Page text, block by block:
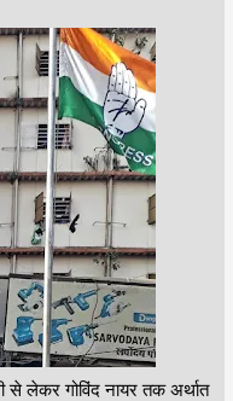
से लेकर गोविंद नायर तक अर्थात